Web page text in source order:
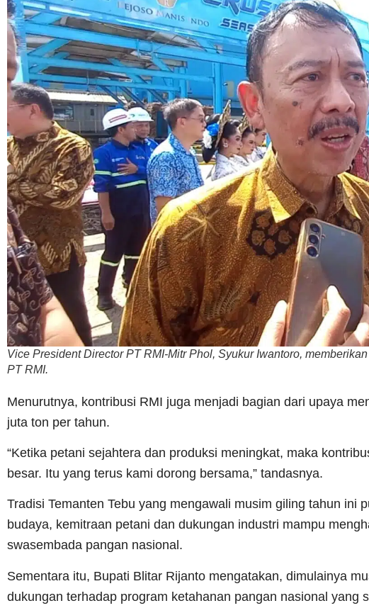
Vice President Director PT RMI-Mitr Phol, Syukur Iwantoro,
PT RMI.
Menurutnya, kontribusi RMI juga menjadi bagian dari upaya
juta ton per tahun.
“Ketika petani sejahtera dan produksi meningkat, maka
besar. Itu yang terus kami dorong bersama,” tandasnya.
Tradisi Temanten Tebu yang mengawali musim giling tahun ini
budaya, kemitraan petani dan dukungan industri mampu
swasembada pangan nasional.
Sementara itu, Bupati Blitar Rijanto mengatakan, dimulainya
dukungan terhadap program ketahanan pangan nasional yang